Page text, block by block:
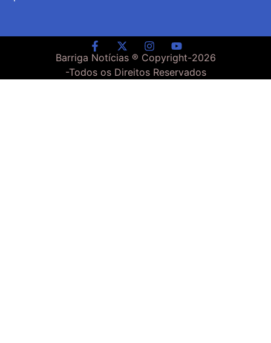
Barriga Notícias ® Copyright-2026
-Todos os Direitos Reservados